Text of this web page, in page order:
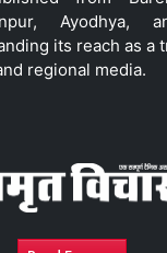
Ayodhya,
its reach as a
regional media.